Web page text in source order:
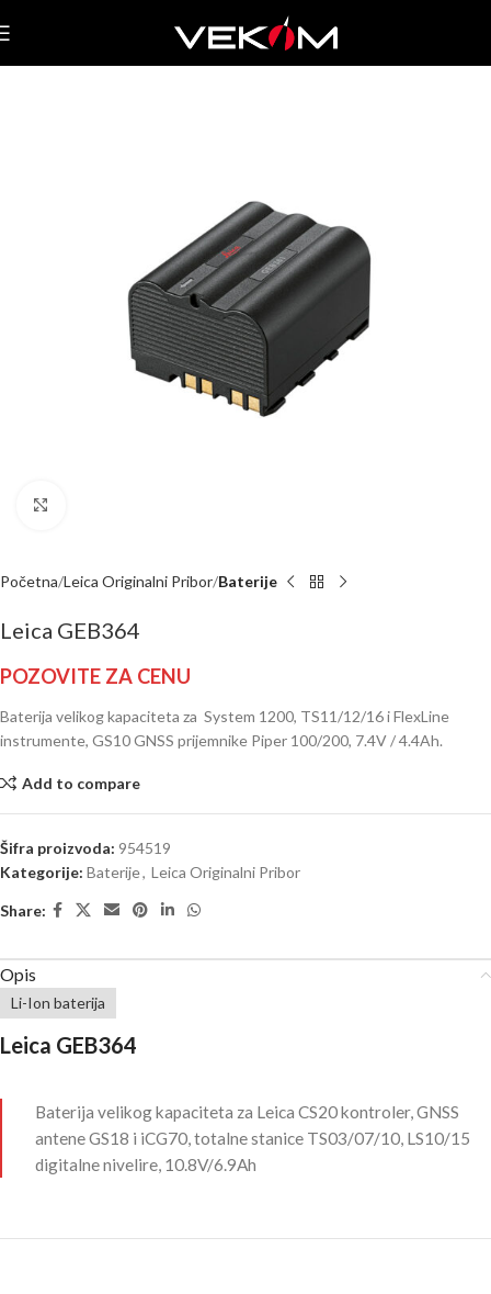
Početna Leica Originalni Pribor Baterije
Leica GEB364
POZOVITE ZA CENU
Baterija velikog kapaciteta za System 1200, TS11/12/16 i FlexLine
instrumente, GS10 GNSS prijemnike Piper 100/200, 7.4V / 4.4Ah.
Add to compare
Šifra proizvoda: 954519
Kategorije: Baterije, Leica Originalni Pribor
Share:
Opis
Li-Ion baterija
Leica GEB364
Baterija velikog kapaciteta za Leica CS20 kontroler, GNSS
antene GS18 i iCG70, totalne stanice TS03/07/10, LS10/15
digitalne nivelire, 10.8V/6.9Ah